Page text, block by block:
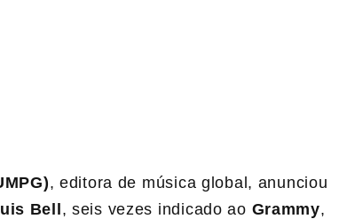
, editora de música global, anunciou
Bell, seis vezes indicado ao Grammy,